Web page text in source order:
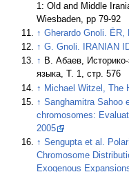
1: Old and Middle
Wiesbaden, pp 79-92
↑ Gherardo Gnoli. ĒR,
↑ G. Gnoli. IRANIAN
↑ В. Абаев,
языка, Т. 1, стр. 576
↑ Michael Witzel, The
↑ Sanghamitra Sahoo
chromosomes:
2005
↑ Sengupta et al.
Chromosome
Exogenous